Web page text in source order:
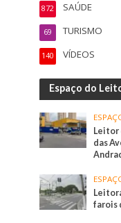
SAÚDE
872
TURISMO
69
VÍDEOS
140
Espaço do
Leitor
das
farois